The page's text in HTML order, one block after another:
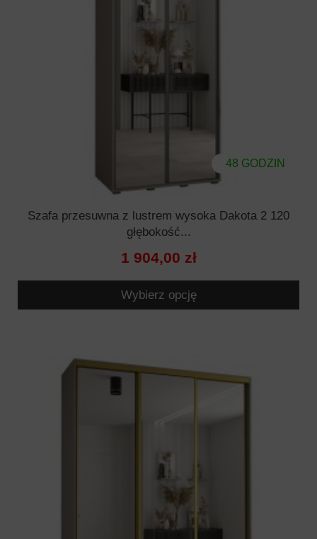
48 GODZIN
Szafa przesuwna z lustrem wysoka Dakota 2 120
głębokość...
1 904,00 zł
Wybierz opcję